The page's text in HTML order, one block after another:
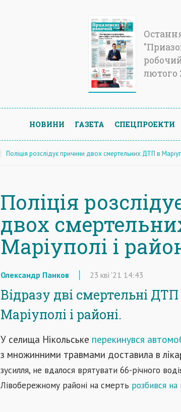
лютого
НОВИНИ ГАЗЕТА СПЕЦПРОЕКТИ
Поліція розслідує причини двох смертельних ДТП в
Поліція
двох
Маріуполі і
Олександр Панков 23 кві '21 14:43
Відразу дві смертельні
Маріуполі і районі.
У селища Нікольське перекинувся
з множинними травмами доставила в
зусилля, не вдалося врятувати 66-річного
Лівобережному районі на смерть розбився